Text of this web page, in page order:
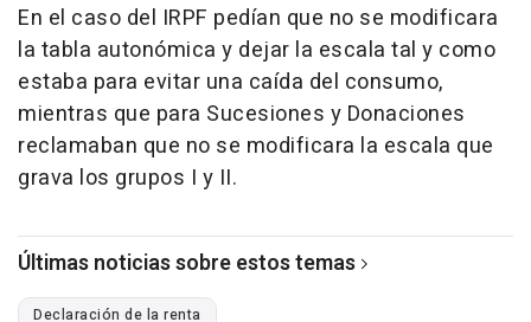
En el caso del IRPF pedían que no se modificara
la tabla autonómica y dejar la escala tal y como
estaba para evitar una caída del consumo,
mientras que para Sucesiones y Donaciones
reclamaban que no se modificara la escala que
grava los grupos I y II.
Últimas noticias sobre estos temas
Declaración de la renta